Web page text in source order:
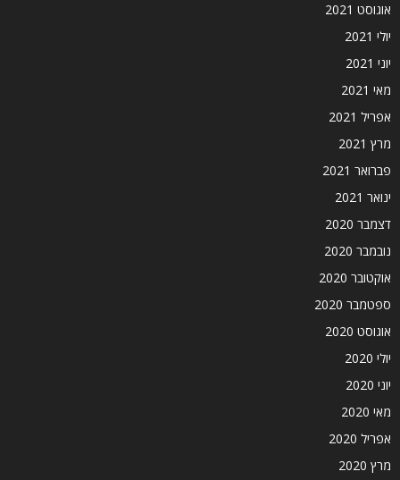
אוגוסט 2021
יולי 2021
יוני 2021
מאי 2021
אפריל 2021
מרץ 2021
פברואר 2021
ינואר 2021
דצמבר 2020
נובמבר 2020
אוקטובר 2020
ספטמבר 2020
אוגוסט 2020
יולי 2020
יוני 2020
מאי 2020
אפריל 2020
מרץ 2020